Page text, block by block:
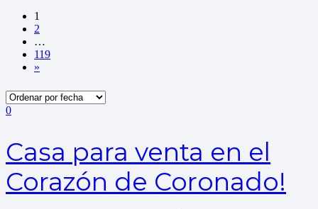
1
2
…
119
»
0
Casa para venta en el
Corazón de Coronado!